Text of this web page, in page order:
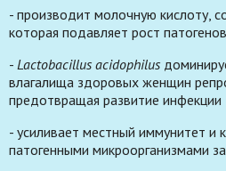
- производит молочную кислоту,
которая подавляет рост патогенов
- Lactobacillus acidophilus
влагалища здоровых женщин
предотвращая развитие инфекции
- усиливает местный иммунитет и
патогенными микроорганизмами